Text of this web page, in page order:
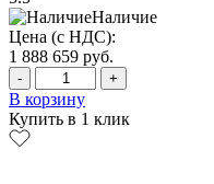
Наличие
Цена (с НДС):
1 888 659 руб.
- +
В корзину
Купить в 1 клик